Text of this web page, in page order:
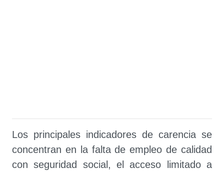
Los principales indicadores de carencia se
concentran en la falta de empleo de calidad
con seguridad social, el acceso limitado a